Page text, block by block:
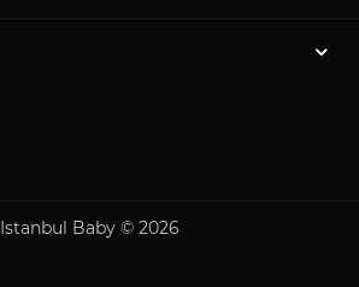
Istanbul Baby © 2026